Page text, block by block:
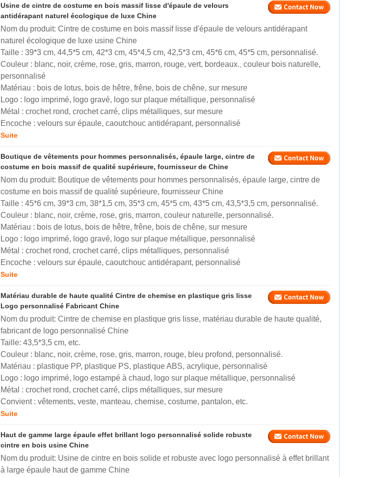
Usine de cintre de costume en bois massif lisse d'épaule de velours
antidérapant naturel écologique de luxe Chine
Nom du produit: Cintre de costume en bois massif lisse d'épaule de velours antidérapant
naturel écologique de luxe usine Chine
Taille : 39*3 cm, 44,5*5 cm, 42*3 cm, 45*4,5 cm, 42,5*3 cm, 45*6 cm, 45*5 cm, personnalisé.
Couleur : blanc, noir, crème, rose, gris, marron, rouge, vert, bordeaux., couleur bois naturelle,
personnalisé
Matériau : bois de lotus, bois de hêtre, frêne, bois de chêne, sur mesure
Logo : logo imprimé, logo gravé, logo sur plaque métallique, personnalisé
Métal : crochet rond, crochet carré, clips métalliques, sur mesure
Encoche : velours sur épaule, caoutchouc antidérapant, personnalisé
Suite
Boutique de vêtements pour hommes personnalisés, épaule large, cintre de
costume en bois massif de qualité supérieure, fournisseur de Chine
Nom du produit: Boutique de vêtements pour hommes personnalisés, épaule large, cintre de
costume en bois massif de qualité supérieure, fournisseur Chine
Taille : 45*6 cm, 39*3 cm, 38*1,5 cm, 35*3 cm, 45*5 cm, 43*5 cm, 43,5*3,5 cm, personnalisé.
Couleur : blanc, noir, crème, rose, gris, marron, couleur naturelle, personnalisé.
Matériau : bois de lotus, bois de hêtre, frêne, bois de chêne, sur mesure
Logo : logo imprimé, logo gravé, logo sur plaque métallique, personnalisé
Métal : crochet rond, crochet carré, clips métalliques, personnalisé
Encoche : velours sur épaule, caoutchouc antidérapant, personnalisé
Suite
Matériau durable de haute qualité Cintre de chemise en plastique gris lisse
Logo personnalisé Fabricant Chine
Nom du produit: Cintre de chemise en plastique gris lisse, matériau durable de haute qualité,
fabricant de logo personnalisé Chine
Taille: 43,5*3,5 cm, etc.
Couleur : blanc, noir, crème, rose, gris, marron, rouge, bleu profond, personnalisé.
Matériau : plastique PP, plastique PS, plastique ABS, acrylique, personnalisé
Logo : logo imprimé, logo estampé à chaud, logo sur plaque métallique, personnalisé
Métal : crochet rond, crochet carré, clips métalliques, sur mesure
Convient : vêtements, veste, manteau, chemise, costume, pantalon, etc.
Suite
Haut de gamme large épaule effet brillant logo personnalisé solide robuste
cintre en bois usine Chine
Nom du produit: Usine de cintre en bois solide et robuste avec logo personnalisé à effet brillant
à large épaule haut de gamme Chine